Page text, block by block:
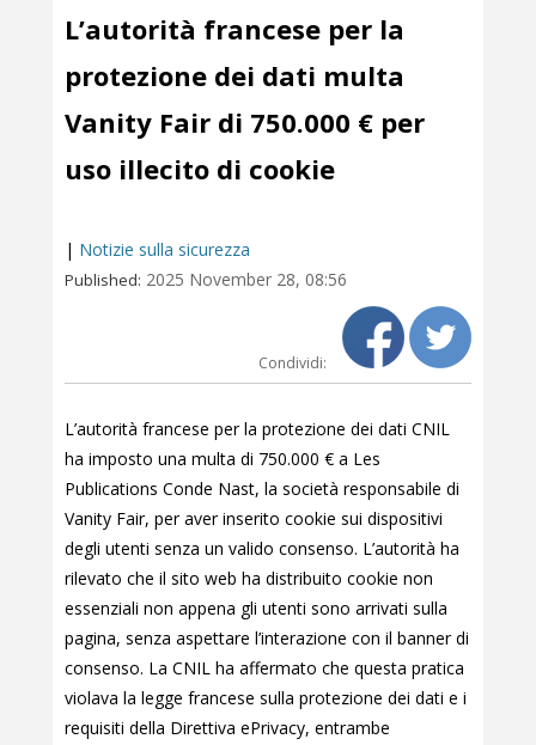
L’autorità francese per la
protezione dei dati multa
Vanity Fair di 750.000 € per
uso illecito di cookie
| Notizie sulla sicurezza
Published: 2025 November 28, 08:56
Condividi:
L’autorità francese per la protezione dei dati CNIL
ha imposto una multa di 750.000 € a Les
Publications Conde Nast, la società responsabile di
Vanity Fair, per aver inserito cookie sui dispositivi
degli utenti senza un valido consenso. L’autorità ha
rilevato che il sito web ha distribuito cookie non
essenziali non appena gli utenti sono arrivati sulla
pagina, senza aspettare l’interazione con il banner di
consenso. La CNIL ha affermato che questa pratica
violava la legge francese sulla protezione dei dati e i
requisiti della Direttiva ePrivacy, entrambe